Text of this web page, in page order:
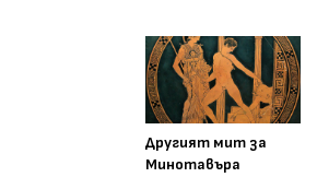
Другият мит за
Минотавъра